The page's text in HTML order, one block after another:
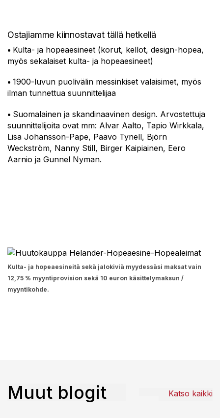
Ostajiamme kiinnostavat tällä hetkellä
• Kulta- ja hopeaesineet (korut, kellot, design-hopea,
myös sekalaiset kulta- ja hopeaesineet)
• 1900-luvun puolivälin messinkiset valaisimet, myös
ilman tunnettua suunnittelijaa
• Suomalainen ja skandinaavinen design. Arvostettuja
suunnittelijoita ovat mm: Alvar Aalto, Tapio Wirkkala,
Lisa Johansson-Pape, Paavo Tynell, Björn
Weckström, Nanny Still, Birger Kaipiainen, Eero
Aarnio ja Gunnel Nyman.
Kulta- ja hopeaesineitä sekä jalokiviä myydessäsi maksat vain
12,75 % myyntiprovision sekä 10 euron käsittelymaksun /
myyntikohde.
Muut blogit Katso kaikki